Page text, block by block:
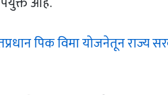
पिक विमा योजनेतून राज्य